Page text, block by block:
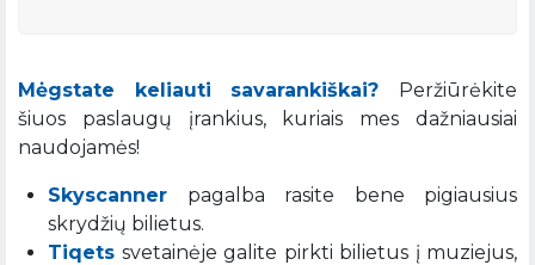
Mėgstate keliauti savarankiškai? Peržiūrėkite
šiuos paslaugų įrankius, kuriais mes dažniausiai
naudojamės!
Skyscanner pagalba rasite bene pigiausius
skrydžių bilietus.
Tiqets svetainėje galite pirkti bilietus į muziejus,